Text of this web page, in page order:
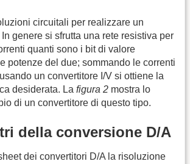
circuitali per realizzare un
genere si sfrutta una rete resistiva per
quanti sono i bit di valore
potenze del due; sommando le correnti
un convertitore I/V si ottiene la
desiderata. La figura 2 mostra lo
di un convertitore di questo tipo.
della conversione D/A
dei convertitori D/A la risoluzione